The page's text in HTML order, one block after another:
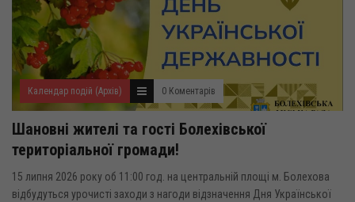
Календар подій (Архів) 0 Коментарів
Шановні жителі та гості Болехівської
територіальної громади!
15 липня 2026 року об 11:00 год. на центральній площі м. Болехова
відбудуться урочисті заходи з нагоди відзначення Дня Української